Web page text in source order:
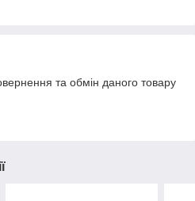
та обмін даного товару